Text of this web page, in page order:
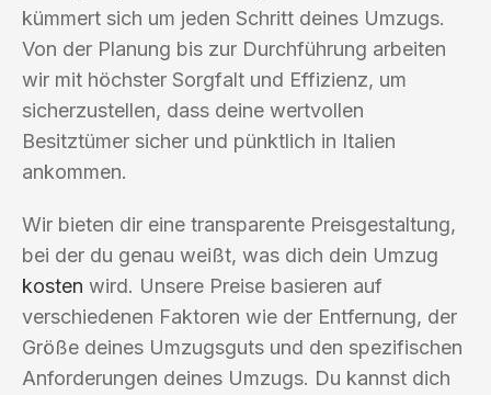
kümmert sich um jeden Schritt deines Umzugs.
Von der Planung bis zur Durchführung arbeiten
wir mit höchster Sorgfalt und Effizienz, um
sicherzustellen, dass deine wertvollen
Besitztümer sicher und pünktlich in Italien
ankommen.
Wir bieten dir eine transparente Preisgestaltung,
bei der du genau weißt, was dich dein Umzug
kosten wird. Unsere Preise basieren auf
verschiedenen Faktoren wie der Entfernung, der
Größe deines Umzugsguts und den spezifischen
Anforderungen deines Umzugs. Du kannst dich